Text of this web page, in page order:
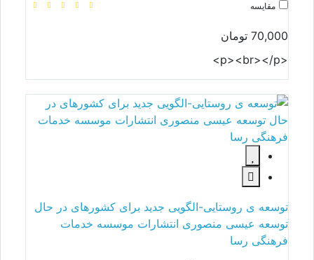
مقایسه
70,000 تومان
توسعه ی روستایی-الگویی جدید برای کشورهای در حال
توسعه عیسی منصوری انتشارات موسسه خدمات
فرهنگی رسا